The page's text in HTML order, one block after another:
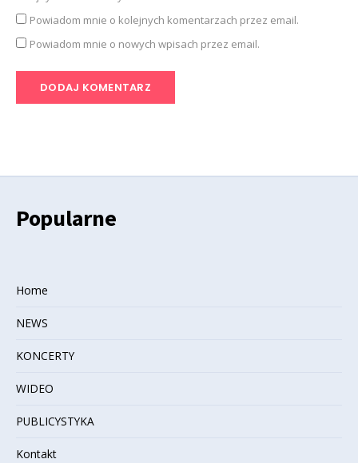
Powiadom mnie o kolejnych komentarzach przez email.
Powiadom mnie o nowych wpisach przez email.
Popularne
Home
NEWS
KONCERTY
WIDEO
PUBLICYSTYKA
Kontakt